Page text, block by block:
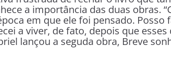
a importância das duas obras.
em que ele foi pensado. Posso
a viver, de fato, depois que
lançou a seguda obra, Breve